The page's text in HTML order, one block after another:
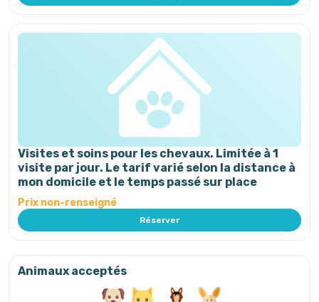
Visites et soins pour les chevaux. Limitée à 1
visite par jour. Le tarif varié selon la distance à
mon domicile et le temps passé sur place
Prix non-renseigné
Réserver
Animaux acceptés